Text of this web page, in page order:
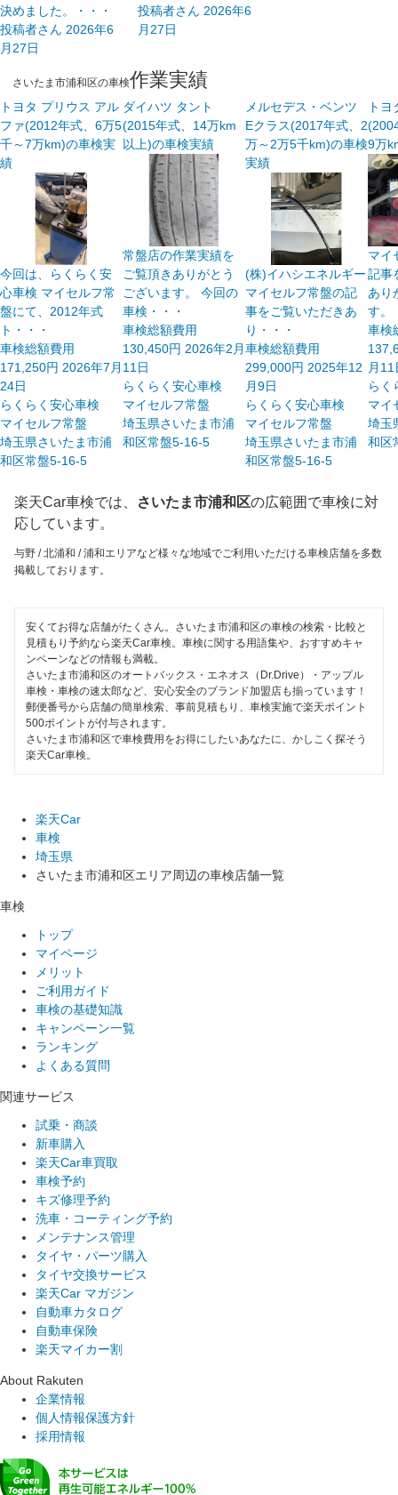
閉じる
引取り・納車あり
輸入車OK
ハイブリッド車OK
EV車OK
1日車検
夜間受付
整備保証
1級整備士在籍
コンピューター診断
閉じる
宇佐美車検
イデックス車検
ユアサ車検
アーリー車検
車検のコバック
GTNET×カフェ車検
キグナス車検
ホリデー車検
ヤジマ石油車検
出光興産「らくらく安心車検」
ベアーズ車検
日産自動車販売
エネフリ車検
決めました。・・・
投稿者さん 2026年6
月27日
投稿者さん 2026年6
月27日
さいたま市浦和区の車検作業実績
トヨタ プリウス アル
ファ(2012年式、6万5
千～7万km)の車検実
績
今回は、らくらく安
心車検 マイセルフ常
盤にて、2012年式
ト・・・
車検総額費用
171,250円 2026年7月
24日
らくらく安心車検
マイセルフ常盤
埼玉県さいたま市浦
和区常盤5-16-5
ダイハツ タント
(2015年式、14万km
以上)の車検実績
常盤店の作業実績を
ご覧頂きありがとう
ございます。 今回の
車検・・・
車検総額費用
130,450円 2026年2月
11日
らくらく安心車検
マイセルフ常盤
埼玉県さいたま市浦
和区常盤5-16-5
メルセデス・ベンツ
Eクラス(2017年式、2
万～2万5千km)の車検
実績
(株)イハシエネルギー
マイセルフ常盤の記
事をご覧いただきあ
り・・・
車検総額費用
299,000円 2025年12
月9日
らくらく安心車検
マイセルフ常盤
埼玉県さいたま市浦
和区常盤5-16-5
ト
9万
マイ
記事
あり
す。
車検
月11
ら
マイ
埼玉
和区
楽天Car車検では、 さいたま市浦和区の広範囲で車検に対
応しています。
与野 / 北浦和 / 浦和エリアなど様々な地域でご利用いただける車検店舗を多数
掲載しております。
安くてお得な店舗がたくさん。さいたま市浦和区の車検の検索・比較と
見積もり予約なら楽天Car車検。車検に関する用語集や、おすすめキャ
ンペーンなどの情報も満載。
さいたま市浦和区のオートバックス・エネオス（Dr.Drive）・アップル
車検・車検の速太郎など、安心安全のブランド加盟店も揃っています！
郵便番号から店舗の簡単検索、事前見積もり、車検実施で楽天ポイント
500ポイントが付与されます。
さいたま市浦和区で車検費用をお得にしたいあなたに、かしこく探そう
楽天Car車検。
楽天Car
車検
埼玉県
さいたま市浦和区エリア周辺の車検店舗一覧
車検
トップ
マイページ
メリット
ご利用ガイド
車検の基礎知識
キャンペーン一覧
ランキング
よくある質問
関連サービス
試乗・商談
新車購入
楽天Car車買取
車検予約
キズ修理予約
洗車・コーティング予約
メンテナンス管理
タイヤ・パーツ購入
タイヤ交換サービス
楽天Car マガジン
自動車カタログ
自動車保険
楽天マイカー割
About Rakuten
企業情報
個人情報保護方針
採用情報